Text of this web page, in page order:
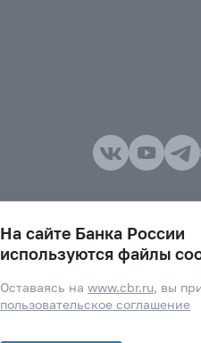
На сайте Банка России
используются файлы
Оставаясь наwww.cbr.ru, вы
пользовательское соглашение